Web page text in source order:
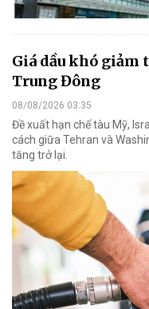
Giá dầu khó giảm
Trung Đông
08/08/2026 03:35
Đề xuất hạn chế tàu Mỹ,
cách giữa Tehran và
tăng trở lại.